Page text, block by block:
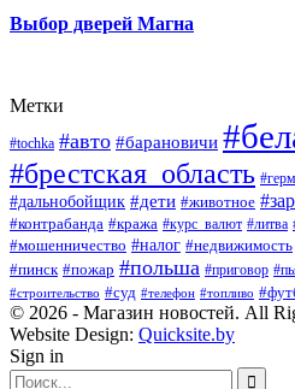
Выбор дверей Магна
Метки
#tochka #авто #барановичи
#брестская_область
#дальнобойщик #дети #животное
#контрабанда #кража #курс_валют #литва
#мошенничество #налог #недвижимость
#пинск #пожар #польша #приговор
#строительство #суд #телефон #топливо
© 2026 - Магазин новостей. All
Website Design: Quicksite.by
Sign in